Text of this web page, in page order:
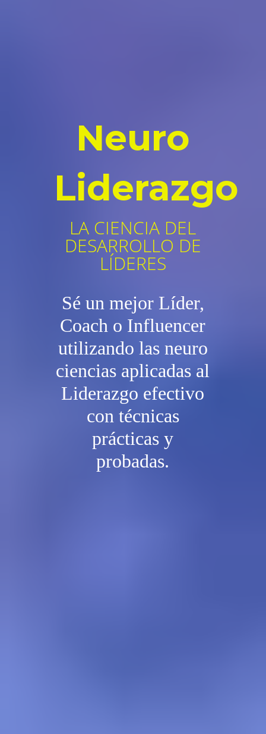
Neuro
Liderazgo
LA CIENCIA DEL
DESARROLLO DE
LÍDERES
Sé un mejor Líder,
Coach o Influencer
utilizando las neuro
ciencias aplicadas al
Liderazgo efectivo
con técnicas
prácticas y
probadas.